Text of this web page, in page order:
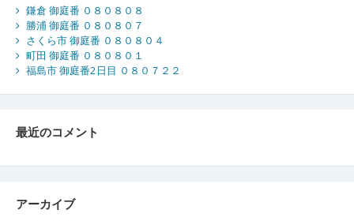
鎌倉 御庭番 ０８０８０８
勝浦 御庭番 ０８０８０７
さくら市 御庭番 ０８０８０４
町田 御庭番 ０８０８０１
福島市 御庭番2日目 ０８０７２２
最近のコメント
アーカイブ